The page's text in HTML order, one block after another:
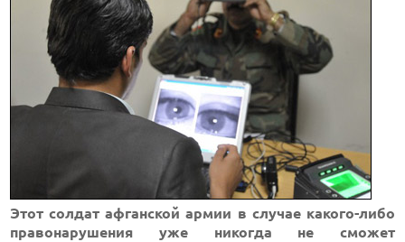
Этот солдат афганской армии в случае какого-либо
правонарушения уже никогда не сможет